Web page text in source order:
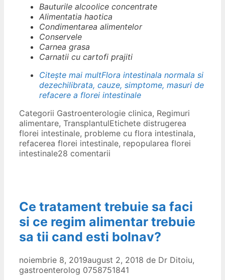
Bauturile alcoolice concentrate
Alimentatia haotica
Condimentarea alimentelor
Conservele
Carnea grasa
Carnatii cu cartofi prajiti
Citește mai multFlora intestinala normala si
dezechilibrata, cauze, simptome, masuri de
refacere a florei intestinale
Categorii Gastroenterologie clinica, Regimuri
alimentare, TransplantulEtichete distrugerea
florei intestinale, probleme cu flora intestinala,
refacerea florei intestinale, repopularea florei
intestinale28 comentarii
Ce tratament trebuie sa faci
si ce regim alimentar trebuie
sa tii cand esti bolnav?
noiembrie 8, 2019august 2, 2018 de Dr Ditoiu,
gastroenterolog 0758751841